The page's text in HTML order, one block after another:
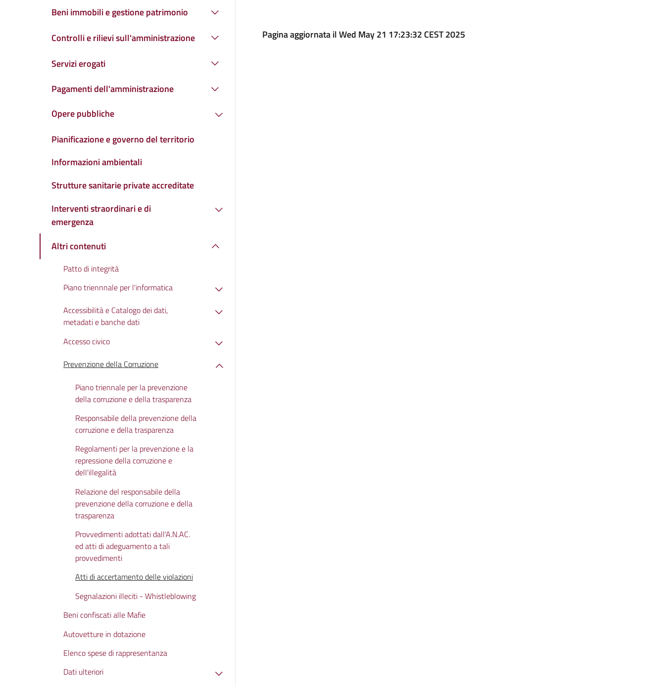
Beni immobili e gestione patrimonio
Controlli e rilievi sull'amministrazione
Servizi erogati
Pagamenti dell'amministrazione
Opere pubbliche
Pianificazione e governo del territorio
Informazioni ambientali
Strutture sanitarie private accreditate
Interventi straordinari e di
emergenza
Altri contenuti
Patto di integrità
Piano triennnale per l'informatica
Accessibilità e Catalogo dei dati,
metadati e banche dati
Accesso civico
Prevenzione della Corruzione
Piano triennale per la prevenzione
della corruzione e della trasparenza
Responsabile della prevenzione della
corruzione e della trasparenza
Regolamenti per la prevenzione e la
repressione della corruzione e
dell'illegalità
Relazione del responsabile della
prevenzione della corruzione e della
trasparenza
Provvedimenti adottati dall'A.N.AC.
ed atti di adeguamento a tali
provvedimenti
Atti di accertamento delle violazioni
Segnalazioni illeciti - Whistleblowing
Beni confiscati alle Mafie
Autovetture in dotazione
Elenco spese di rappresentanza
Dati ulteriori
Pagina aggiornata il Wed May 21 17:23:32 CEST 2025